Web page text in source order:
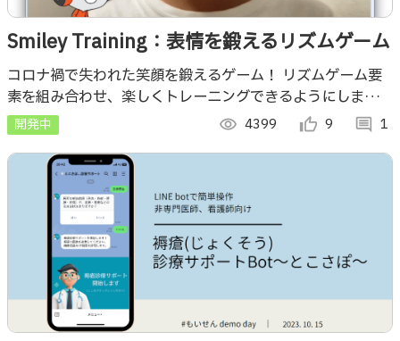
Smiley Training：表情を鍛えるリズムゲーム
コロナ禍で失われた笑顔を鍛えるゲーム！ リズムゲーム要
素を組み合わせ、楽しくトレーニングできるようにしまし
た。 表情で指示する新感覚のリズムゲームで、あなたも上
手な笑顔を目指しませんか？
開発中 visibility 4399 thumb_up_alt 9 comment 1